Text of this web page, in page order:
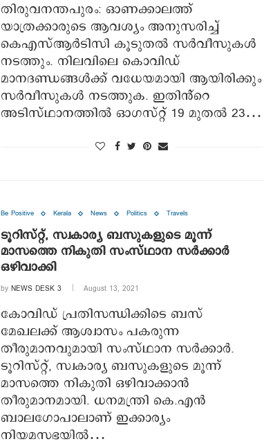
തിരുവനന്തപുരം: ഓണക്കാലത്ത്
യാത്രക്കാരുടെ ആവശ്യം അനുസരിച്ച്‌
കെഎസ്‌ആര്‍ടിസി കൂടുതല്‍ സര്‍വീസുകള്‍
നടത്തും. നിലവിലെ കൊവിഡ്
മാനദണ്ഡങ്ങള്‍ക്ക് വധേയമായി ആയിരിക്കും
സര്‍വീസുകള്‍ നടത്തുക. ഇതിൻ്റെ
അടിസ്ഥാനത്തില്‍ ഓഗസ്റ്റ് 19 മുതല്‍ 23…
Be Positive Kerala News Politics Travels
ടൂറിസ്റ്റ്, സ്വകാര്യ ബസുകളുടെ മൂന്ന്
മാസത്തെ നികുതി സംസ്ഥാന സര്‍ക്കാര്‍
ഒഴിവാക്കി
by NEWS DESK 3 August 13, 2021
കോവിഡ് പ്രതിസന്ധിക്കിടെ ബസ്
മേഖലക്ക് ആശ്വാസം പകരുന്ന
തീരുമാനവുമായി സംസ്ഥാന സര്‍ക്കാര്‍.
ടൂറിസ്റ്റ്, സ്വകാര്യ ബസുകളുടെ മൂന്ന്
മാസത്തെ നികുതി ഒഴിവാക്കാന്‍
തീരുമാനമായി. ധനമന്ത്രി കെ.എന്‍
ബാലഗോപാലാണ് ഇക്കാര്യം
നിയമസഭയില്‍…